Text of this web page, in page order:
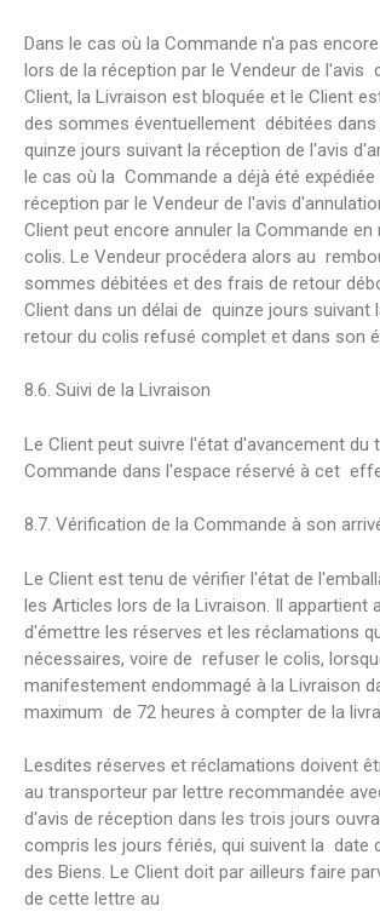
Dans le cas où la Commande n'a pas
lors de la réception par le Vendeur de l'avis
Client, la Livraison est bloquée et le Client
des sommes éventuellement débitées dans
quinze jours suivant la réception de l'avis
le cas où la Commande a déjà été expédiée
réception par le Vendeur de l'avis
Client peut encore annuler la Commande en
colis. Le Vendeur procédera alors au
sommes débitées et des frais de retour
Client dans un délai de quinze jours suivant
retour du colis refusé complet et dans son
8.6. Suivi de la Livraison
Le Client peut suivre l'état d'avancement du
Commande dans l'espace réservé à cet
8.7. Vérification de la Commande à son
Le Client est tenu de vérifier l'état de
les Articles lors de la Livraison. Il appartient
d'émettre les réserves et les réclamations
nécessaires, voire de refuser le colis,
manifestement endommagé à la Livraison
maximum de 72 heures à compter de la
Lesdites réserves et réclamations doivent
au transporteur par lettre recommandée
d'avis de réception dans les trois jours
compris les jours fériés, qui suivent la date
des Biens. Le Client doit par ailleurs faire
de cette lettre au